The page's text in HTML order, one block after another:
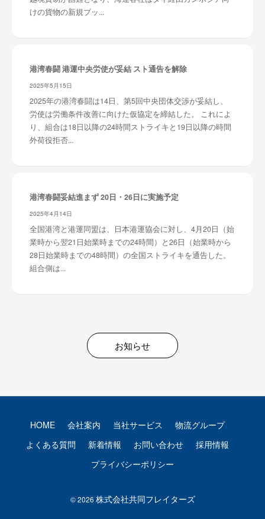
けの貨物の新規ブッ...
港湾春闘 港運中央労使が妥結 スト通告を解除
2025年5月15日
2025年の港湾春闘は14日、第5回中央団体交渉が妥結し、
労使は労働条件改善に向けた仮協定を締結した。 これによ
り、組合は18日以降の24時間ストライキと19日以降の時間
外荷役拒否...
港湾春闘妥結進まず 20日・26日に実施予定
2025年4月14日
全国港湾と港運同盟は、日本港運協会に対し、4月20日（始
業時から翌21日始業時までの24時間）と26日（始業時から
28日始業時までの48時間）の全国ストライキを通告した。
組合側は...
お知らせ
HOME 会社案内 当社サービス
物流グループ
よくある質問
新着情報 お問い合わせ
採用情報
プライバシーポリシー
© 2026 株式会社共同フレイターズ